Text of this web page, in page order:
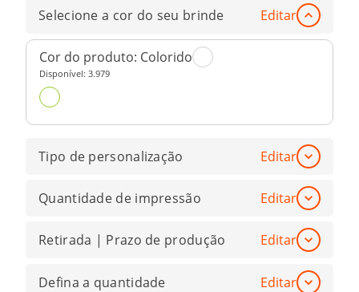
Selecione a cor do seu brinde Editar
Cor do produto: Colorido
Disponível: 3.979
Tipo de personalização Editar
Quantidade de impressão Editar
Retirada | Prazo de produção Editar
Defina a quantidade Editar